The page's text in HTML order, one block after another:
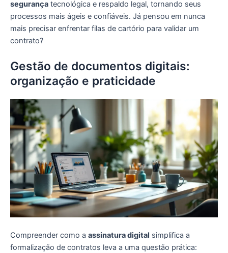
segurança tecnológica e respaldo legal, tornando seus
processos mais ágeis e confiáveis. Já pensou em nunca
mais precisar enfrentar filas de cartório para validar um
contrato?
Gestão de documentos digitais:
organização e praticidade
Compreender como a assinatura digital simplifica a
formalização de contratos leva a uma questão prática: